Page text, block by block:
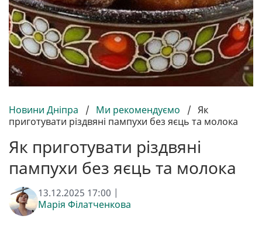
Новини Дніпра / Ми рекомендуємо / Як
приготувати різдвяні пампухи без яєць та молока
Як приготувати різдвяні
пампухи без яєць та молока
13.12.2025 17:00 |
Марія Філатченкова